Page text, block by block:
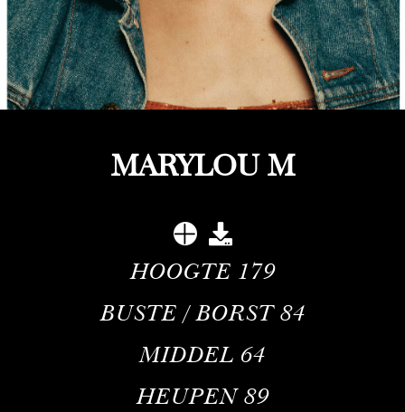
MARYLOU M
HOOGTE 179
BUSTE / BORST 84
MIDDEL 64
HEUPEN 89